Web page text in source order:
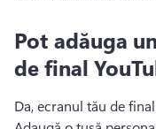
Pot adăuga
de final